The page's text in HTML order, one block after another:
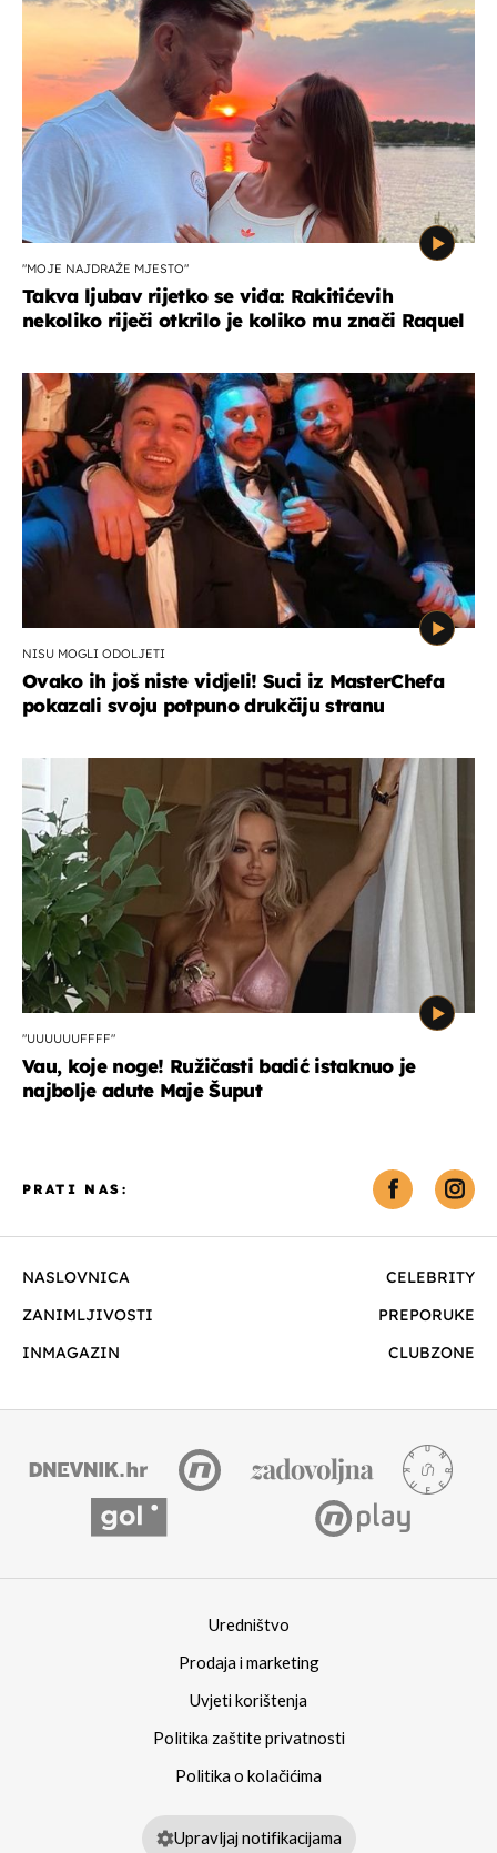
"MOJE NAJDRAŽE MJESTO"
Takva ljubav rijetko se viđa: Rakitićevih
nekoliko riječi otkrilo je koliko mu znači Raquel
NISU MOGLI ODOLJETI
Ovako ih još niste vidjeli! Suci iz MasterChefa
pokazali svoju potpuno drukčiju stranu
"UUUUUUFFFF"
Vau, koje noge! Ružičasti badić istaknuo je
najbolje adute Maje Šuput
NASLOVNICA
CELEBRITY
ZANIMLJIVOSTI
PREPORUKE
INMAGAZIN
CLUBZONE
PRATI NAS:
Uredništvo
Prodaja i marketing
Uvjeti korištenja
Politika zaštite privatnosti
Politika o kolačićima
Upravljaj notifikacijama